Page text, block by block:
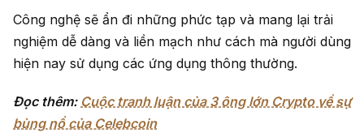
Công nghệ sẽ ẩn đi những phức tạp và mang lại trải
nghiệm dễ dàng và liền mạch như cách mà người dùng
hiện nay sử dụng các ứng dụng thông thường.
Đọc thêm: Cuộc tranh luận của 3 ông lớn Crypto về sự
bùng nổ của Celebcoin